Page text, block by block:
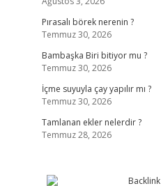
Pırasalı börek nerenin ?
Temmuz 30, 2026
Bambaşka Biri bitiyor mu ?
Temmuz 30, 2026
İçme suyuyla çay yapılır mı ?
Temmuz 30, 2026
Tamlanan ekler nelerdir ?
Temmuz 28, 2026